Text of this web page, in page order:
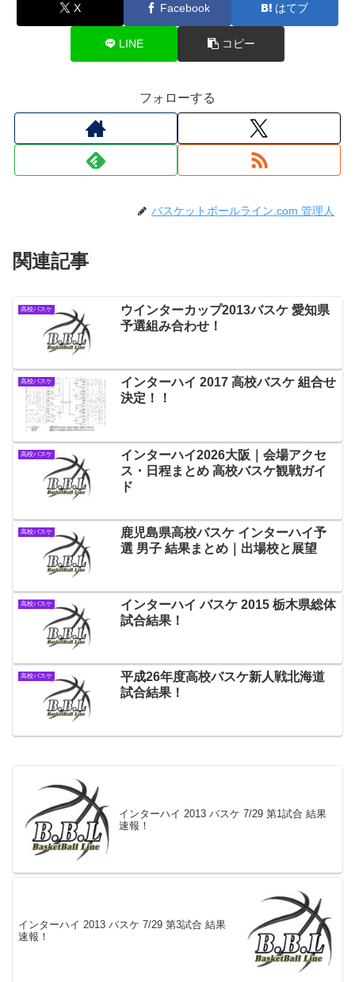
X Facebook はてブ
LINE コピー
フォローする
バスケットボールライン.com 管理人
関連記事
高校バスケ
ウインターカップ2013バスケ 愛知県
予選組み合わせ！
高校バスケ
インターハイ 2017 高校バスケ 組合せ
決定！！
高校バスケ
インターハイ2026大阪｜会場アクセ
ス・日程まとめ 高校バスケ観戦ガイ
ド
高校バスケ
鹿児島県高校バスケ インターハイ予
選 男子 結果まとめ｜出場校と展望
高校バスケ
インターハイ バスケ 2015 栃木県総体
試合結果！
高校バスケ
平成26年度高校バスケ新人戦北海道
試合結果！
インターハイ 2013 バスケ 7/29 第1試合 結果
速報！
インターハイ 2013 バスケ 7/29 第3試合 結果
速報！